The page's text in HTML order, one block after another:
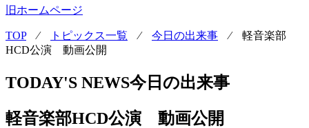
旧ホームページ
TOP⁄ トピックス一覧 ⁄ 今日の出来事 ⁄ 軽音楽部
HCD公演 動画公開
TODAY'S NEWS今日の出来事
軽音楽部HCD公演 動画公開